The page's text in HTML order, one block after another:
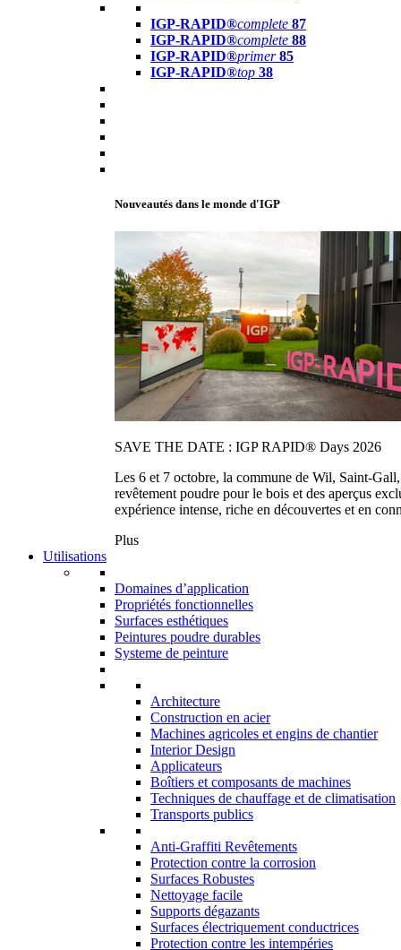
IGP-RAPID®complete 87
IGP-RAPID®complete 88
IGP-RAPID®primer 85
IGP-RAPID®top 38
Nouveautés dans le monde d'IGP
SAVE THE DATE : IGP RAPID® Days 2026
Les 6 et 7 octobre, la commune de Wil, Saint-
revêtement poudre pour le bois et des aperçus
expérience intense, riche en découvertes et en
Plus
Utilisations
Domaines d’application
Propriétés fonctionnelles
Surfaces esthétiques
Peintures poudre durables
Systeme de peinture
Architecture
Construction en acier
Machines agricoles et engins de chantier
Interior Design
Applicateurs
Boîtiers et composants de machines
Techniques de chauffage et de climatisation
Transports publics
Anti-Graffiti Revêtements
Protection contre la corrosion
Surfaces Robustes
Nettoyage facile
Supports dégazants
Surfaces électriquement conductrices
Protection contre les intempéries